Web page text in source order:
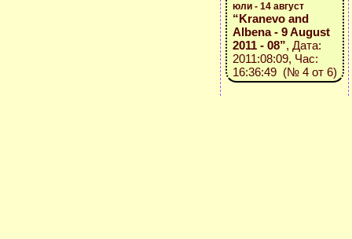
юли - 14 август
“Kranevo and
Albena - 9 August
2011 - 08”, Дата:
2011:08:09, Час:
16:36:49 (№ 4 от 6)